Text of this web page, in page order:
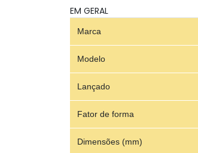
EM GERAL
Marca
Modelo
Lançado
Fator de forma
Dimensões (mm)